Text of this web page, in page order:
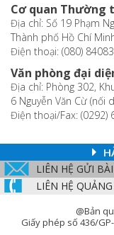
Cơ quan Thường
Địa chỉ: Số 19 Phạm
Thành phố Hồ Chí
Điện thoại: (080)
Văn phòng đại
Địa chỉ: Phòng 302,
6 Nguyễn Văn Cừ (nối
Điện thoại/Fax: (0292)
LIÊN HỆ GỬI
LIÊN HỆ
@Bản
Giấy phép số 436/